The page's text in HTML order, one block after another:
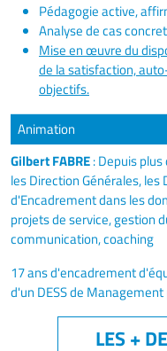
Pédagogie active,
Analyse de cas
Mise en œuvre du
de la satisfaction,
objectifs.
Animation
Gilbert FABRE: Depuis
les Direction Générales,
d'Encadrement dans les
projets de service, gestion
communication, coaching
17 ans d'encadrement
d'un DESS de